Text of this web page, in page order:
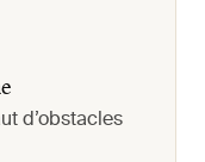
d’obstacles